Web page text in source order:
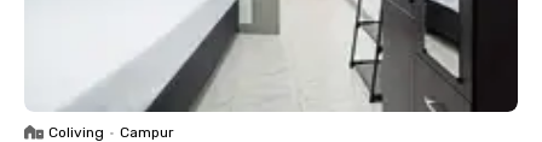
Coliving • Campur